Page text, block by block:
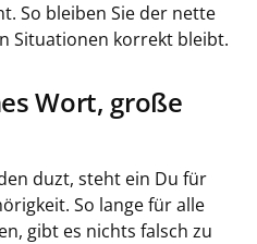
So bleiben Sie der nette
Situationen korrekt bleibt.
Wort, große
duzt, steht ein Du für
So lange für alle
gibt es nichts falsch zu